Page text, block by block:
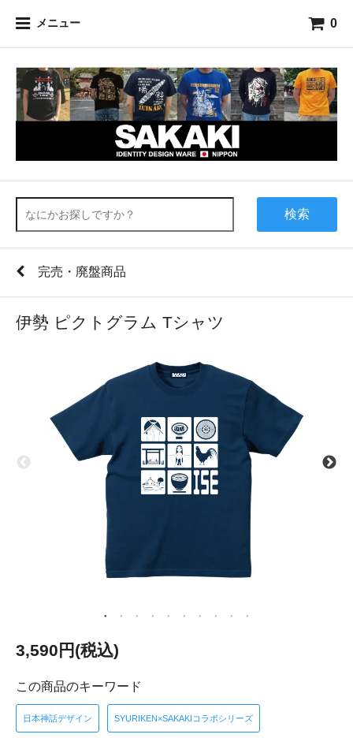
メニュー 0
検索
完売・廃盤商品
伊勢 ピクトグラム Tシャツ
3,590円(税込)
この商品のキーワード
日本神話デザイン SYURIKEN×SAKAKIコラボシリーズ